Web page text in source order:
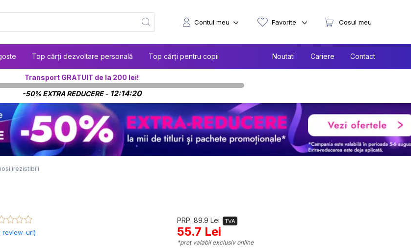
Top cărți dezvoltare personală Top cărți pentru copii Noutati Cariere Contact
Contul meu Favorite Cosul meu
Transport GRATUIT de la 200 lei!
-50% EXTRA REDUCERE - 12:14:19
irezistibili
review-uri)
PRP: 89.9 Lei TVA
55.7 Lei
*preț valabil exclusiv online